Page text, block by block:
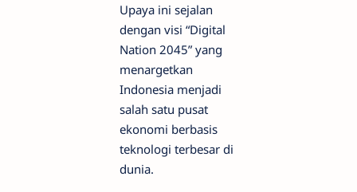
Upaya ini sejalan
dengan visi “Digital
Nation 2045” yang
menargetkan
Indonesia menjadi
salah satu pusat
ekonomi berbasis
teknologi terbesar di
dunia.